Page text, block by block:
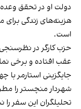
دولت او در تحقق
هزینه‌های زندگی برای
است.
حزب کارگر در
عقب افتاده و برخی
جایگزینی استارمر با
شهردار منچستر را
تحلیلگران این سفر را